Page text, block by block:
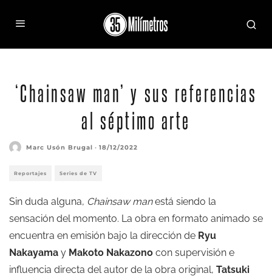
‘Chainsaw man’ y sus referencias
al séptimo arte
Marc Usón Brugal · 18/12/2022
Reportajes Series de TV
Sin duda alguna, Chainsaw man está siendo la
sensación del momento. La obra en formato animado se
encuentra en emisión bajo la dirección de Ryu
Nakayama y Makoto Nakazono con supervisión e
influencia directa del autor de la obra original, Tatsuki